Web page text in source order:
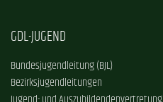
GDL-JUGEND
Bundesjugendleitung (BJL)
Bezirksjugendleitungen